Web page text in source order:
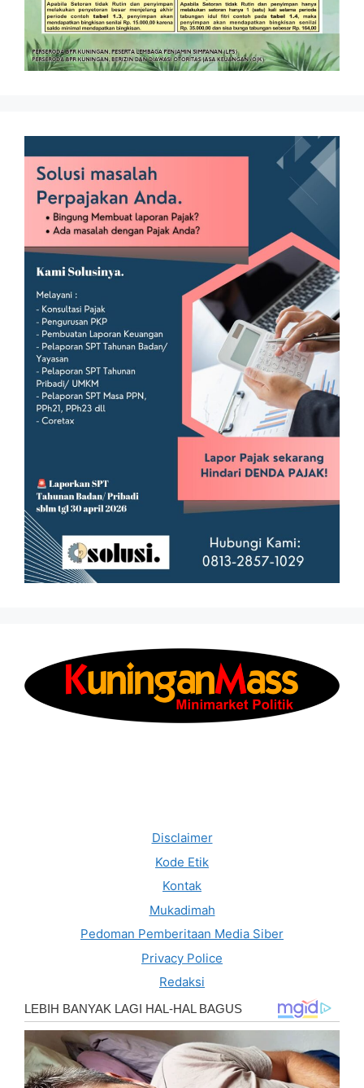
Disclaimer
Kode Etik
Kontak
Mukadimah
Pedoman Pemberitaan Media Siber
Privacy Police
Redaksi